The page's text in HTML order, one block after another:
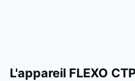
L'appareil FLEXO